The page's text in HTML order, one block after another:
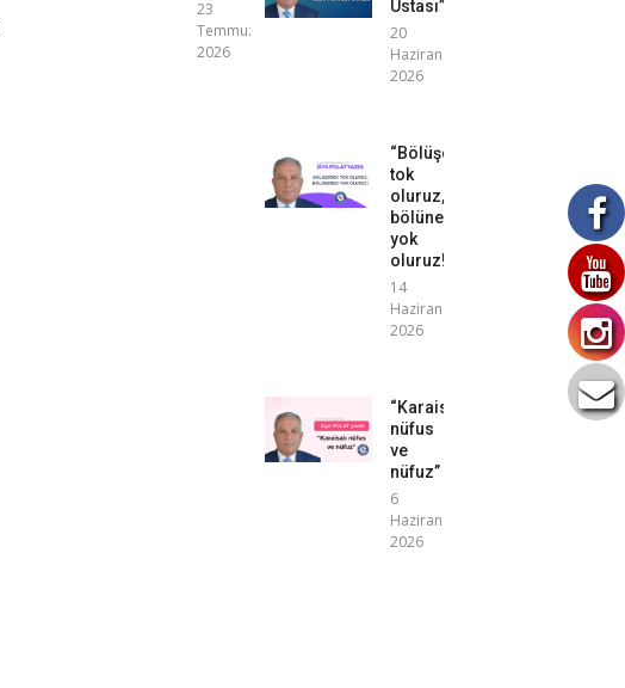
23
Temmuz
2026
Ustası”
20
Haziran
2026
“Bölüşerek
tok
oluruz,
bölünerek
yok
oluruz!”
14
Haziran
2026
“Karaisalı
nüfus
ve
nüfuz”
6
Haziran
2026